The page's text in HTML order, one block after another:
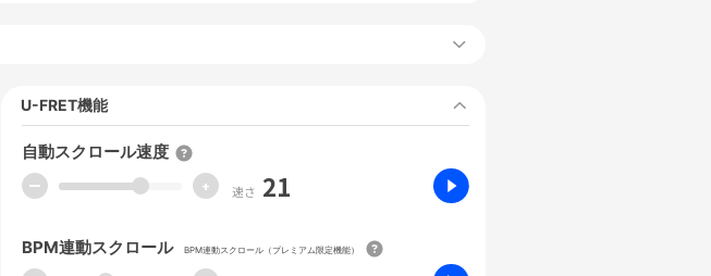
U-FRET機能
自動スクロール速度
ー + 速さ 21
BPM連動スクロール BPM連動スクロール（プレミアム限定機能）